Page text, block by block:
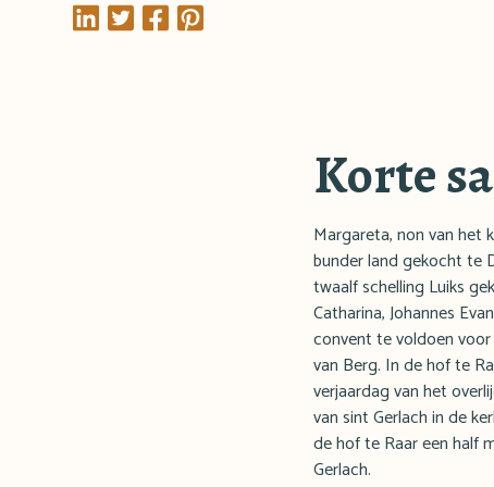
Korte
Margareta, non van het
bunder land gekocht te
twaalf schelling Luiks
Catharina, Johannes
convent te voldoen
van Berg. In de hof te
verjaardag van het
van sint Gerlach in de
de hof te Raar een half
Gerlach.